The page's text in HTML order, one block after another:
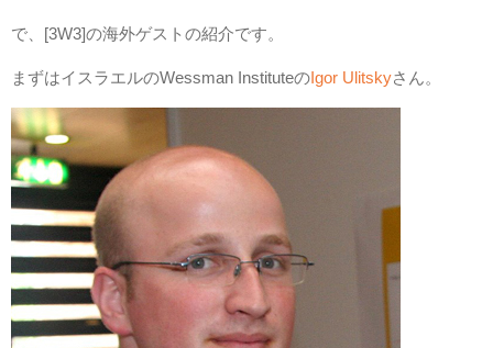
で、[3W3]の海外ゲストの紹介です。
まずはイスラエルのWessman InstituteのIgor Ulitskyさん。